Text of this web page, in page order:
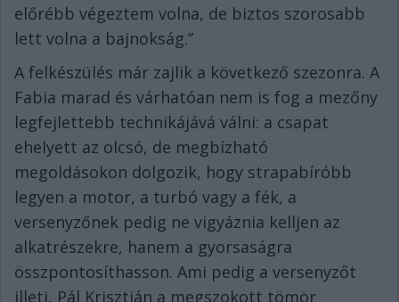
előrébb végeztem volna, de biztos szorosabb
lett volna a bajnokság.”
A felkészülés már zajlik a következő szezonra. A
Fabia marad és várhatóan nem is fog a mezőny
legfejlettebb technikájává válni: a csapat
ehelyett az olcsó, de megbízható
megoldásokon dolgozik, hogy strapabíróbb
legyen a motor, a turbó vagy a fék, a
versenyzőnek pedig ne vigyáznia kelljen az
alkatrészekre, hanem a gyorsaságra
összpontosíthasson. Ami pedig a versenyzőt
illeti, Pál Krisztián a megszokott tömör